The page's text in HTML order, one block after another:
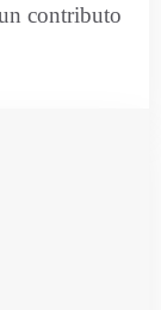
contributo